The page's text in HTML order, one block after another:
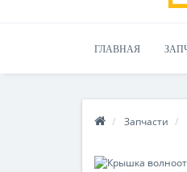
ГЛАВНАЯ
Запчасти